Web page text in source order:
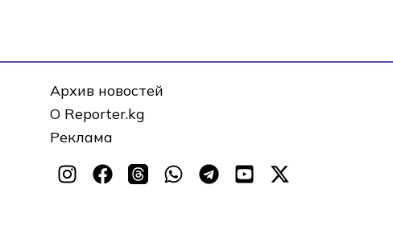
Архив новостей
О Reporter.kg
Реклама